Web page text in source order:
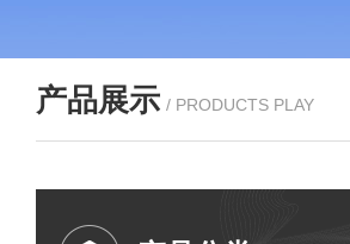
产品展示 / PRODUCTS PLAY